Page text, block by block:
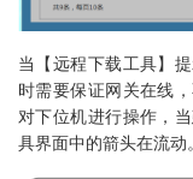
当【远程下载工具】
时需要保证网关在线
对下位机进行操作，
具界面中的箭头在流动。